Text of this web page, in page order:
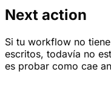
Next action
Si tu workflow no
escritos, todavía no
es probar como cae